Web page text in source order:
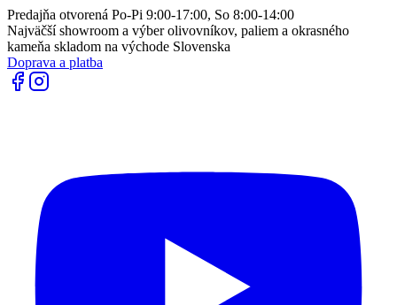
Predajňa otvorená Po-Pi 9:00-17:00, So 8:00-14:00
Najväčší showroom a výber olivovníkov, paliem a okrasného
kameňa skladom na východe Slovenska
Doprava a platba